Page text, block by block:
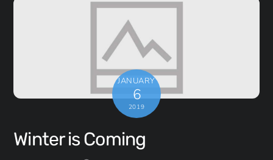
JANUARY
6
2019
Winter is Coming